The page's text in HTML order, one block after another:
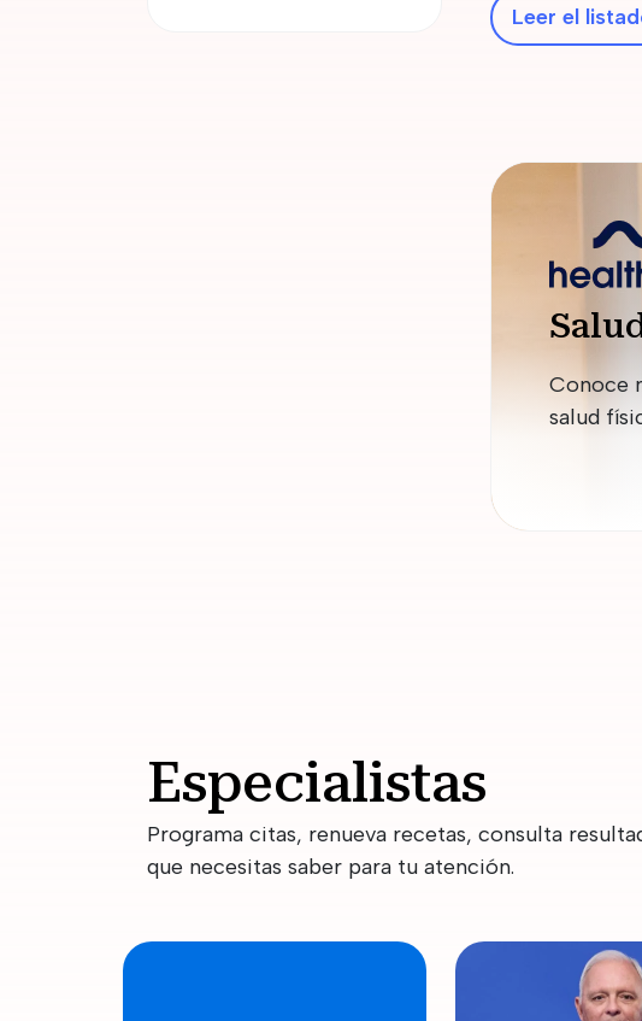
Leer el
Conoce
salud
Especialistas
Programa citas, renueva recetas, consulta
que necesitas saber para tu atención.